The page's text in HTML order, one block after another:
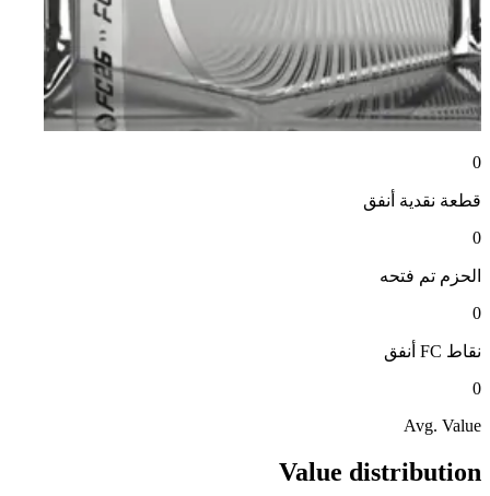
0
قطعة نقدية أنفق
0
الحزم تم فتحه
0
نقاط FC
أنفق
0
Avg. Value
Value distribution